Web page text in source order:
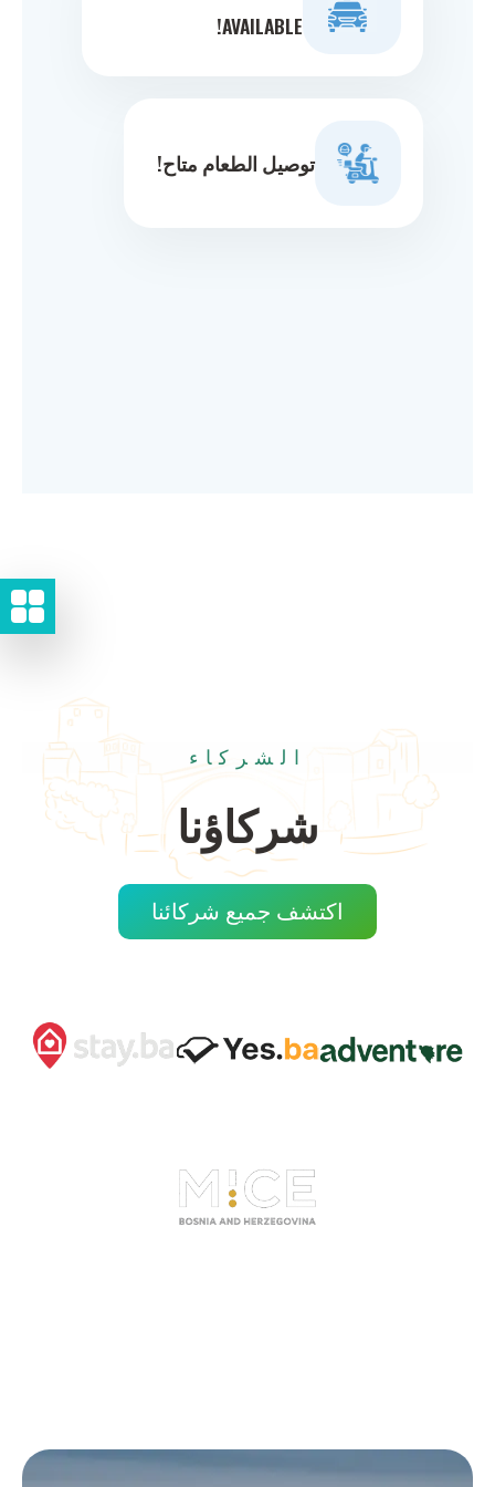
AVAILABLE!
توصيل الطعام متاح!
الشركاء
شركاؤنا
اكتشف جميع شركائنا